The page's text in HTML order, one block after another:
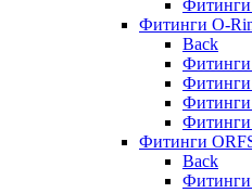
Фитинги O-
Back
Фитинги
Back